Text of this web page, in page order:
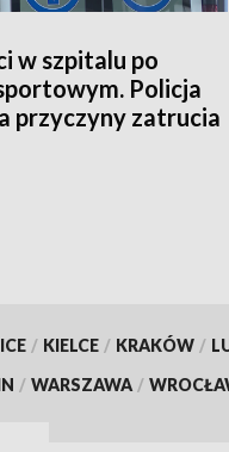
w szpitalu po
Policja
przyczyny zatrucia
/ KIELCE / KRAKÓW /
/ WARSZAWA /